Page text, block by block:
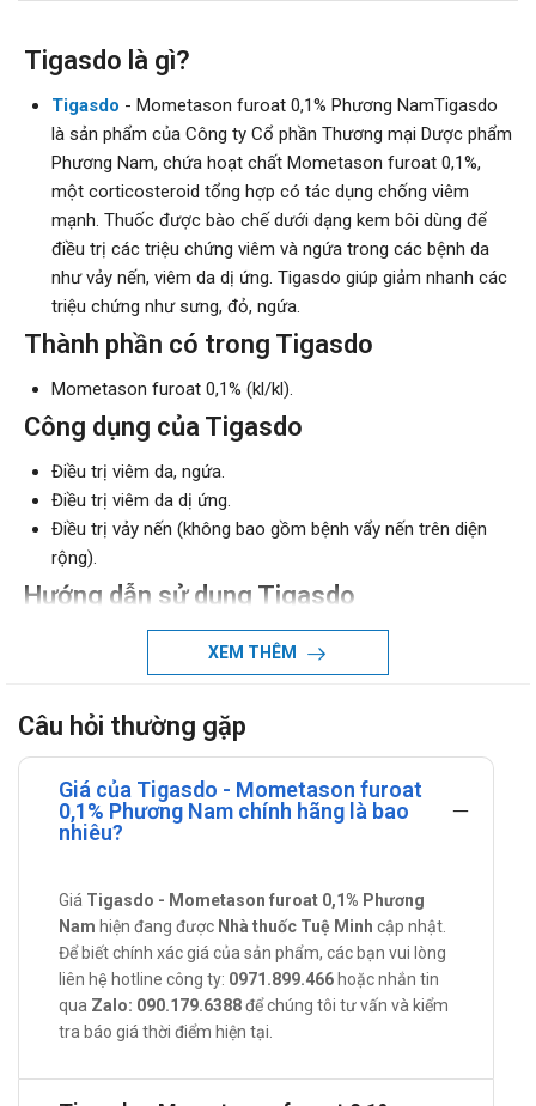
Tigasdo là gì?
Tigasdo - Mometason furoat 0,1% Phương NamTigasdo
là sản phẩm của Công ty Cổ phần Thương mại Dược phẩm
Phương Nam, chứa hoạt chất Mometason furoat 0,1%,
một corticosteroid tổng hợp có tác dụng chống viêm
mạnh. Thuốc được bào chế dưới dạng kem bôi dùng để
điều trị các triệu chứng viêm và ngứa trong các bệnh da
như vảy nến, viêm da dị ứng. Tigasdo giúp giảm nhanh các
triệu chứng như sưng, đỏ, ngứa.
Thành phần có trong Tigasdo
Mometason furoat 0,1% (kl/kl).
Công dụng của Tigasdo
Điều trị viêm da, ngứa.
Điều trị viêm da dị ứng.
Điều trị vảy nến (không bao gồm bệnh vẩy nến trên diện
rộng).
Hướng dẫn sử dụng Tigasdo
Người lớn và trẻ em: thường bôi 1 lần mỗi ngày.
Cách dùng:
Bôi lớp mỏng kem Tigasdo lên vùng da bị bệnh, xoa
Sử dụng thuốc bôi lên vùng mặt hay dùng cho trẻ em:
bôi lượng nhỏ nhất phù hợp với phác đồ điều trị, không
Chống chỉ định
Người quá mẫn với bất cứ thành phần nào có trong sản
phẩm.
Tác dụng phụ của sản phẩm
XEM THÊM
Câu hỏi thường gặp
Giá của Tigasdo - Mometason furoat
0,1% Phương Nam chính hãng là bao
nhiêu?
Giá Tigasdo - Mometason furoat 0,1% Phương
Nam hiện đang được Nhà thuốc Tuệ Minh cập nhật.
Để biết chính xác giá của sản phẩm, các bạn vui lòng
liên hệ hotline công ty: 0971.899.466 hoặc nhắn tin
qua Zalo: 090.179.6388để chúng tôi tư vấn và kiểm
tra báo giá thời điểm hiện tại.